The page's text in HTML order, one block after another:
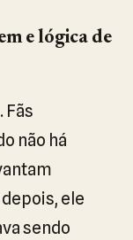
e lógica de
Fãs
não há
ele
sendo